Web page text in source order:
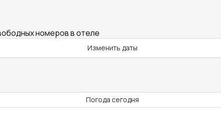
номеров в отеле
Изменить даты
Погода сегодня